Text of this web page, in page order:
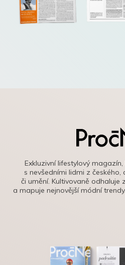
Exkluzivní lifestylový
s nevšedními lidmi z českého,
či umění. Kultivovaně odhaluje
a mapuje nejnovější módní